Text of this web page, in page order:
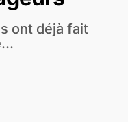
ont déjà fait